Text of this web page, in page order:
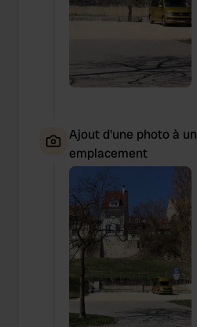
Ajout d'une photo à un
emplacement